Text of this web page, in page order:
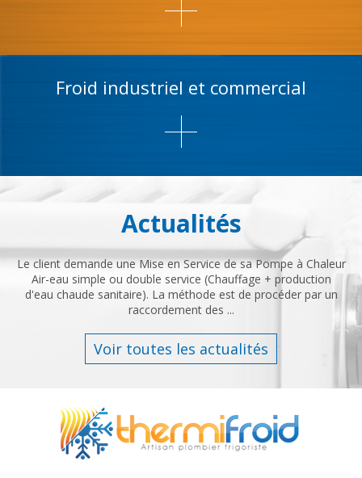
Froid industriel et commercial
Actualités
Le client demande une Mise en Service de sa Pompe à Chaleur
Air-eau simple ou double service (Chauffage + production
d'eau chaude sanitaire). La méthode est de procéder par un
raccordement des ...
Voir toutes les actualités